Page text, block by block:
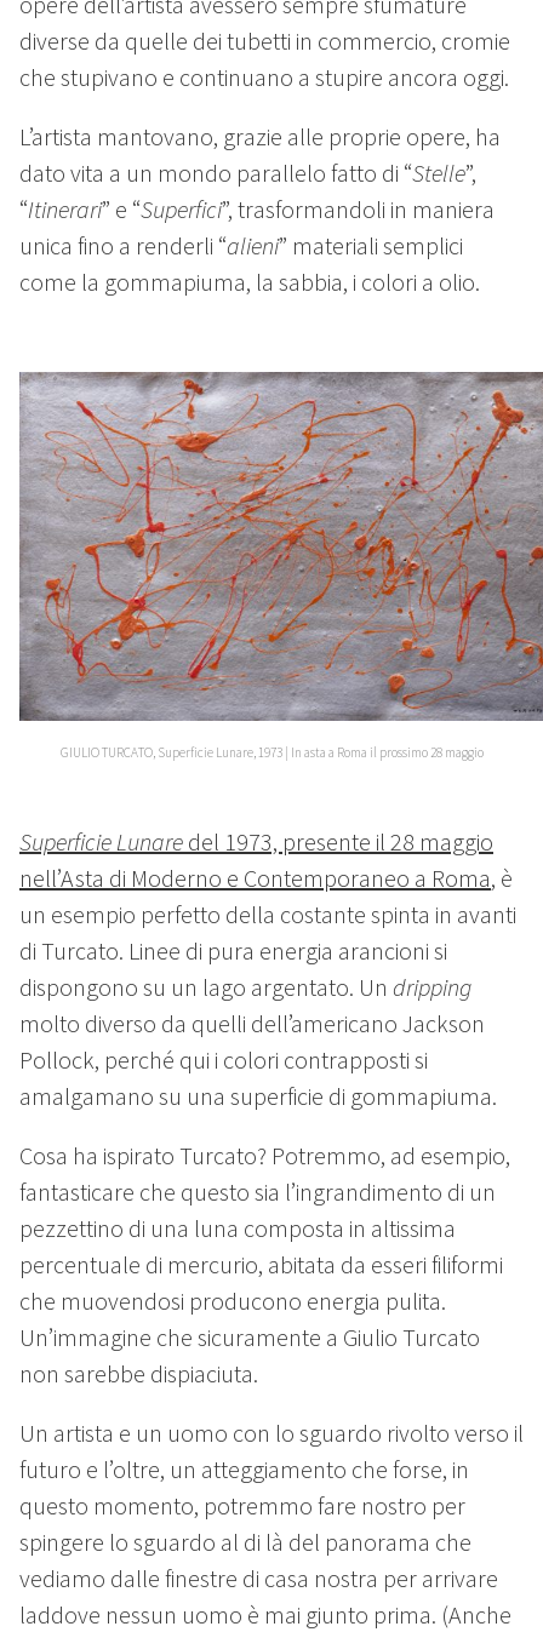
diverse da quelle dei tubetti in commercio, cromie
che stupivano e continuano a stupire ancora oggi.
L’artista mantovano, grazie alle proprie opere, ha
dato vita a un mondo parallelo fatto di “Stelle”,
“Itinerari” e “Superfici”, trasformandoli in maniera
unica fino a renderli “alieni” materiali semplici
come la gommapiuma, la sabbia, i colori a olio.
GIULIO TURCATO, Superficie Lunare, 1973 | In asta a Roma il prossimo 28 maggio
Superficie Lunare del 1973, presente il 28 maggio
nell’Asta di Moderno e Contemporaneo a Roma, è
un esempio perfetto della costante spinta in avanti
di Turcato. Linee di pura energia arancioni si
dispongono su un lago argentato. Un dripping
molto diverso da quelli dell’americano Jackson
Pollock, perché qui i colori contrapposti si
amalgamano su una superficie di gommapiuma.
Cosa ha ispirato Turcato? Potremmo, ad esempio,
fantasticare che questo sia l’ingrandimento di un
pezzettino di una luna composta in altissima
percentuale di mercurio, abitata da esseri filiformi
che muovendosi producono energia pulita.
Un’immagine che sicuramente a Giulio Turcato
non sarebbe dispiaciuta.
Un artista e un uomo con lo sguardo rivolto verso il
futuro e l’oltre, un atteggiamento che forse, in
questo momento, potremmo fare nostro per
spingere lo sguardo al di là del panorama che
vediamo dalle finestre di casa nostra per arrivare
laddove nessun uomo è mai giunto prima. (Anche